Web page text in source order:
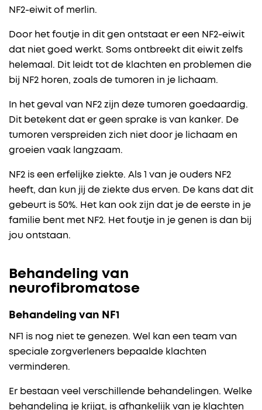
NF2-eiwit of merlin.
Door het foutje in dit gen ontstaat er een NF2-eiwit
dat niet goed werkt. Soms ontbreekt dit eiwit zelfs
helemaal. Dit leidt tot de klachten en problemen die
bij NF2 horen, zoals de tumoren in je lichaam.
In het geval van NF2 zijn deze tumoren goedaardig.
Dit betekent dat er geen sprake is van kanker. De
tumoren verspreiden zich niet door je lichaam en
groeien vaak langzaam.
NF2 is een erfelijke ziekte. Als 1 van je ouders NF2
heeft, dan kun jij de ziekte dus erven. De kans dat dit
gebeurt is 50%. Het kan ook zijn dat je de eerste in je
familie bent met NF2. Het foutje in je genen is dan bij
jou ontstaan.
Behandeling van
neurofibromatose
Behandeling van NF1
NF1 is nog niet te genezen. Wel kan een team van
speciale zorgverleners bepaalde klachten
verminderen.
Er bestaan veel verschillende behandelingen. Welke
behandeling je krijgt, is afhankelijk van je klachten